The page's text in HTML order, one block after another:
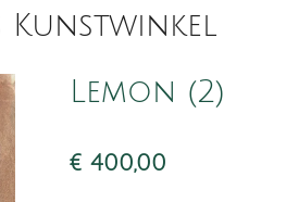
Kunstwinkel
Lemon (2)
€ 400,00